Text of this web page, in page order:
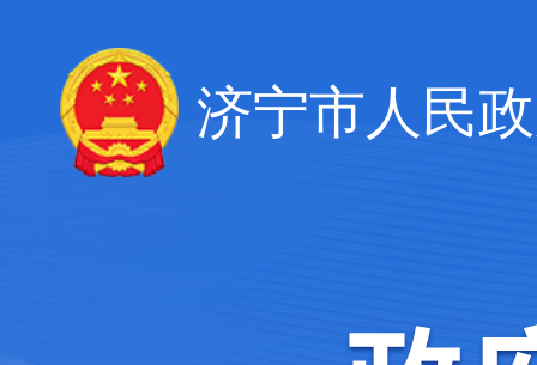
济宁市人民